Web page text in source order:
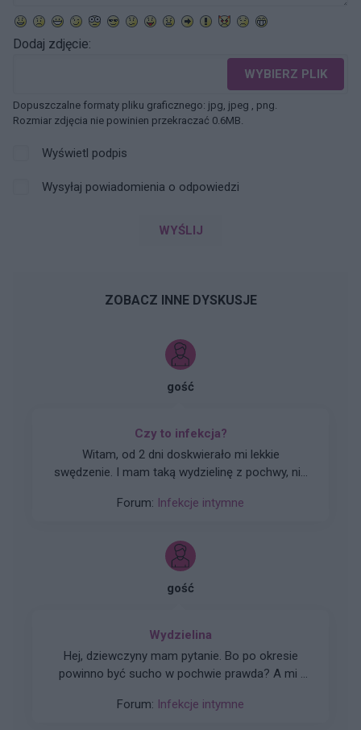
Dodaj zdjęcie:
WYBIERZ PLIK
Dopuszczalne formaty pliku graficznego: jpg, jpeg , png.
Rozmiar zdjęcia nie powinien przekraczać 0.6MB.
Wyświetl podpis
Wysyłaj powiadomienia o odpowiedzi
WYŚLIJ
ZOBACZ INNE DYSKUSJE
gość
Czy to infekcja?
Witam, od 2 dni doskwierało mi lekkie
swędzenie. I mam taką wydzielinę z pochwy, nie
powoduje lekki dyskomfort. Czy polecacie w
Terminy do ginekologa odwlekłe, próbowałam
nasiadówki z kory dębu pomogło ale na trochę,
Proszę o pomoc.
Forum: Infekcje intymne
gość
Wydzielina
Hej, dziewczyny mam pytanie. Bo po okresie
powinno być sucho w pochwie prawda? A mi i
sluz z pochwy. Wargi są zaczerwienione cały
Forum: Infekcje intymne